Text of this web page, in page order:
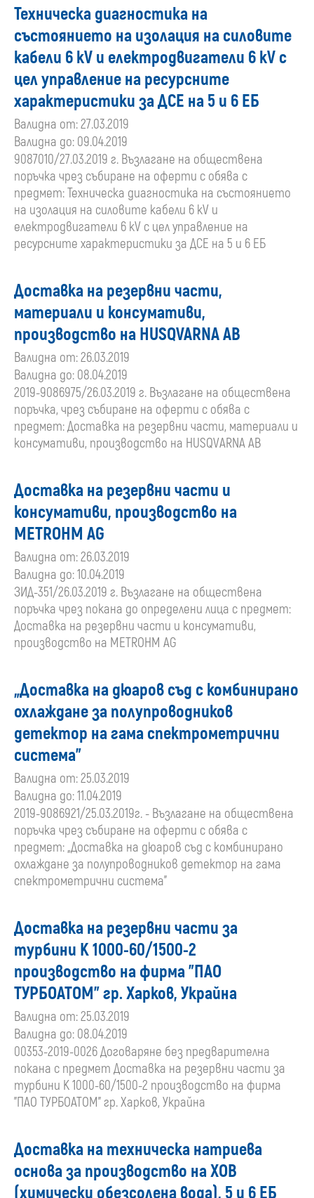
Техническа диагностика на
състоянието на изолация на силовите
кабели 6 kV и електродвигатели 6 kV с
цел управление на ресурсните
характеристики за ДСЕ на 5 и 6 ЕБ
Валидна от: 27.03.2019
Валидна до: 09.04.2019
9087010/27.03.2019 г. Възлагане на обществена
поръчка чрез събиране на оферти с обява с
предмет: Техническа диагностика на състоянието
на изолация на силовите кабели 6 kV и
електродвигатели 6 kV с цел управление на
ресурсните характеристики за ДСЕ на 5 и 6 ЕБ
Доставка на резервни части,
материали и консумативи,
производство на HUSQVARNA AB
Валидна от: 26.03.2019
Валидна до: 08.04.2019
2019-9086975/26.03.2019 г. Възлагане на обществена
поръчка, чрез събиране на оферти с обява с
предмет: Доставка на резервни части, материали и
консумативи, производство на HUSQVARNA AB
Доставка на резервни части и
консумативи, производство на
METROHM AG
Валидна от: 26.03.2019
Валидна до: 10.04.2019
ЗИД-351/26.03.2019 г. Възлагане на обществена
поръчка чрез покана до определени лица с предмет:
Доставка на резервни части и консумативи,
производство на METROHM AG
„Доставка на дюаров съд с комбинирано
охлаждане за полупроводников
детектор на гама спектрометрични
система”
Валидна от: 25.03.2019
Валидна до: 11.04.2019
2019-9086921/25.03.2019г. - Възлагане на обществена
поръчка чрез събиране на оферти с обява с
предмет: „Доставка на дюаров съд с комбинирано
охлаждане за полупроводников детектор на гама
спектрометрични система”
Доставка на резервни части за
турбини К 1000-60/1500-2
производство на фирма "ПАО
ТУРБОАТОМ" гр. Харков, Украйна
Валидна от: 25.03.2019
Валидна до: 08.04.2019
00353-2019-0026 Договаряне без предварителна
покана с предмет Доставка на резервни части за
турбини К 1000-60/1500-2 производство на фирма
"ПАО ТУРБОАТОМ" гр. Харков, Украйна
Доставка на техническа натриева
основа за производство на ХОВ